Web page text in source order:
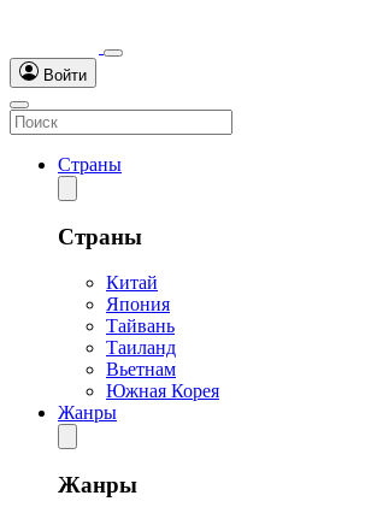
Войти
Страны
Страны
Китай
Япония
Тайвань
Таиланд
Вьетнам
Южная Корея
Жанры
Жанры